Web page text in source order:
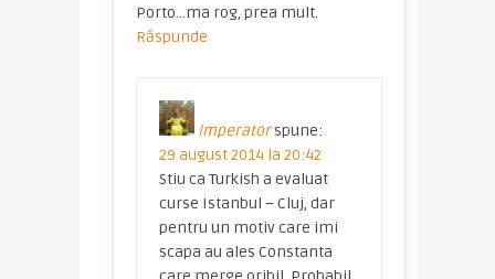
Porto…ma rog, prea mult.
Răspunde
Imperator spune:
29 august 2014 la 20:42
Stiu ca Turkish a evaluat
curse Istanbul – Cluj, dar
pentru un motiv care imi
scapa au ales Constanta